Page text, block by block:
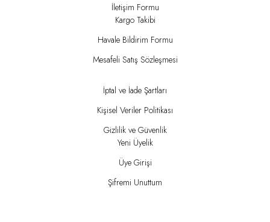
İletişim Formu
Kargo Takibi
Havale Bildirim Formu
Mesafeli Satış Sözleşmesi
İptal ve İade Şartları
Kişisel Veriler Politikası
Gizlilik ve Güvenlik
Yeni Üyelik
Üye Girişi
Şifremi Unuttum